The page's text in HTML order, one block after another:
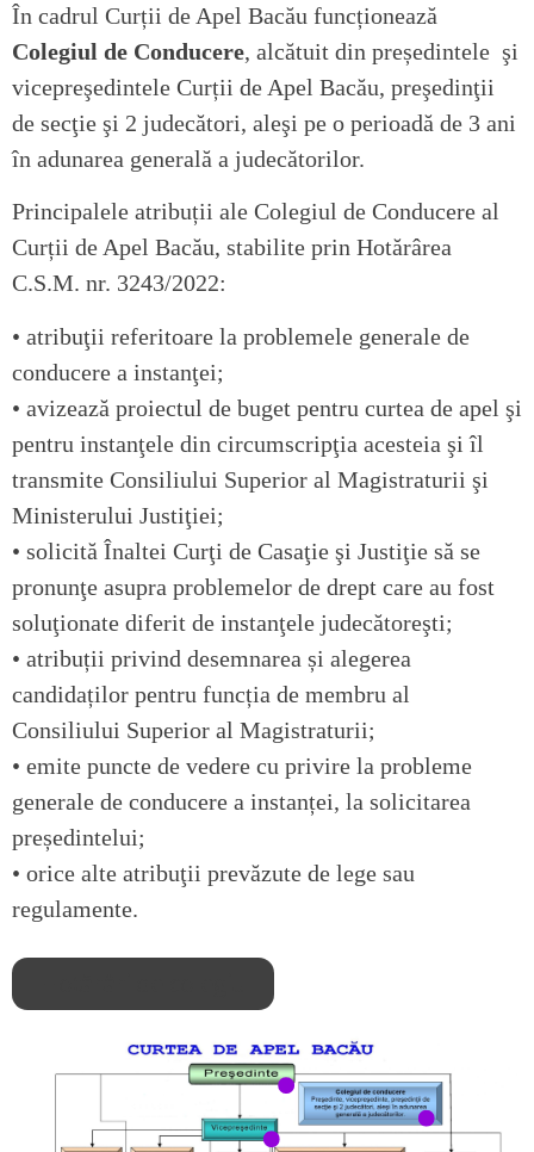
În cadrul Curții de Apel Bacău funcționează
Colegiul de Conducere, alcătuit din președintele şi
vicepreşedintele Curții de Apel Bacău, preşedinţii
de secţie şi 2 judecători, aleşi pe o perioadă de 3 ani
în adunarea generală a judecătorilor.
Principalele atribuții ale Colegiul de Conducere al
Curții de Apel Bacău, stabilite prin Hotărârea
C.S.M. nr. 3243/2022:
• atribuţii referitoare la problemele generale de
conducere a instanţei;
• avizează proiectul de buget pentru curtea de apel şi
pentru instanţele din circumscripţia acesteia şi îl
transmite Consiliului Superior al Magistraturii şi
Ministerului Justiţiei;
• solicită Înaltei Curţi de Casaţie şi Justiţie să se
pronunţe asupra problemelor de drept care au fost
soluţionate diferit de instanţele judecătoreşti;
• atribuții privind desemnarea și alegerea
candidaților pentru funcția de membru al
Consiliului Superior al Magistraturii;
• emite puncte de vedere cu privire la probleme
generale de conducere a instanței, la solicitarea
președintelui;
• orice alte atribuţii prevăzute de lege sau
regulamente.